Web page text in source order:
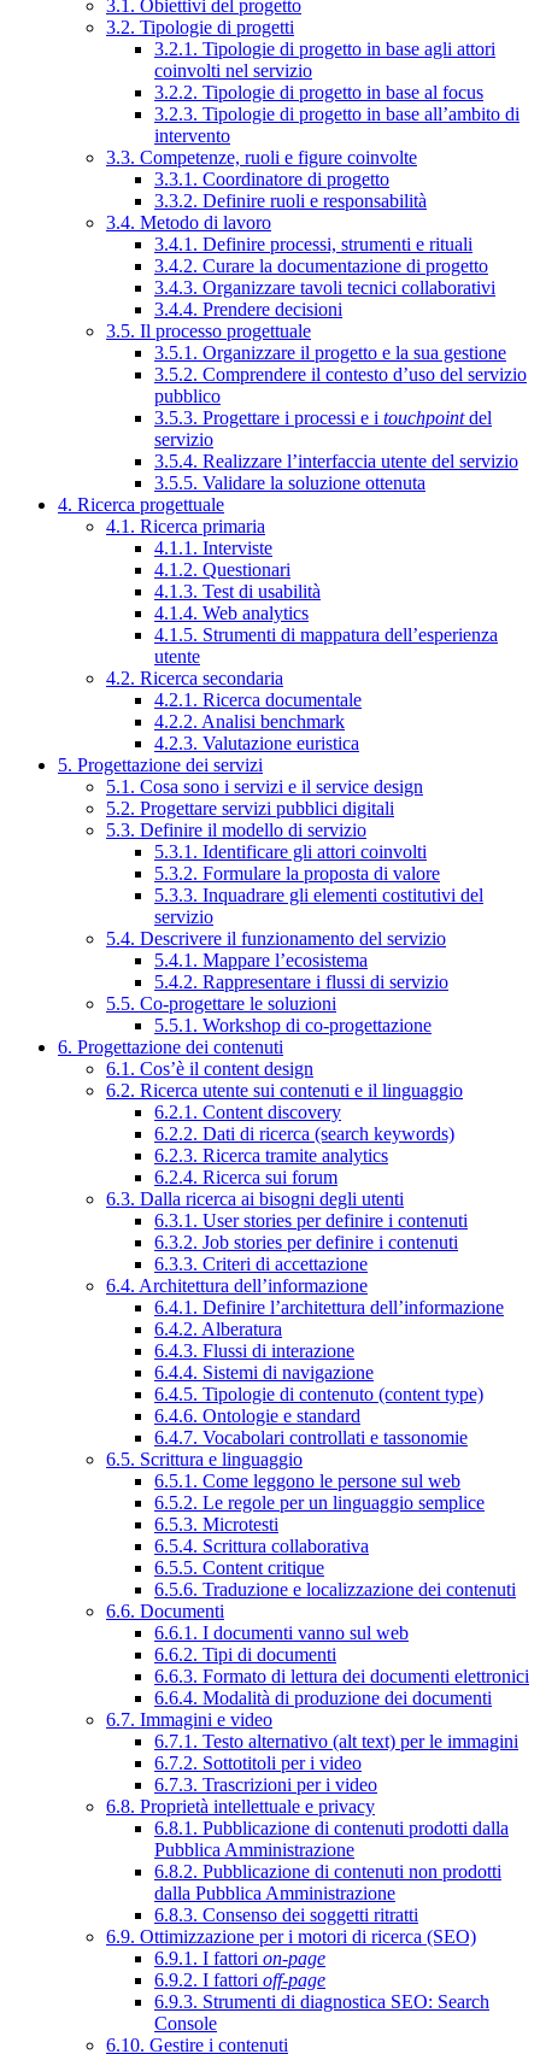
3.1. Obiettivi del progetto
3.2. Tipologie di progetti
3.2.1. Tipologie di progetto in base agli attori
coinvolti nel servizio
3.2.2. Tipologie di progetto in base al focus
3.2.3. Tipologie di progetto in base all’ambito di
intervento
3.3. Competenze, ruoli e figure coinvolte
3.3.1. Coordinatore di progetto
3.3.2. Definire ruoli e responsabilità
3.4. Metodo di lavoro
3.4.1. Definire processi, strumenti e rituali
3.4.2. Curare la documentazione di progetto
3.4.3. Organizzare tavoli tecnici collaborativi
3.4.4. Prendere decisioni
3.5. Il processo progettuale
3.5.1. Organizzare il progetto e la sua gestione
3.5.2. Comprendere il contesto d’uso del servizio
pubblico
3.5.3. Progettare i processi e i touchpointdel
servizio
3.5.4. Realizzare l’interfaccia utente del servizio
3.5.5. Validare la soluzione ottenuta
4. Ricerca progettuale
4.1. Ricerca primaria
4.1.1. Interviste
4.1.2. Questionari
4.1.3. Test di usabilità
4.1.4. Web analytics
4.1.5. Strumenti di mappatura dell’esperienza
utente
4.2. Ricerca secondaria
4.2.1. Ricerca documentale
4.2.2. Analisi benchmark
4.2.3. Valutazione euristica
5. Progettazione dei servizi
5.1. Cosa sono i servizi e il service design
5.2. Progettare servizi pubblici digitali
5.3. Definire il modello di servizio
5.3.1. Identificare gli attori coinvolti
5.3.2. Formulare la proposta di valore
5.3.3. Inquadrare gli elementi costitutivi del
servizio
5.4. Descrivere il funzionamento del servizio
5.4.1. Mappare l’ecosistema
5.4.2. Rappresentare i flussi di servizio
5.5. Co-progettare le soluzioni
5.5.1. Workshop di co-progettazione
6. Progettazione dei contenuti
6.1. Cos’è il content design
6.2. Ricerca utente sui contenuti e il linguaggio
6.2.1. Content discovery
6.2.2. Dati di ricerca (search keywords)
6.2.3. Ricerca tramite analytics
6.2.4. Ricerca sui forum
6.3. Dalla ricerca ai bisogni degli utenti
6.3.1. User stories per definire i contenuti
6.3.2. Job stories per definire i contenuti
6.3.3. Criteri di accettazione
6.4. Architettura dell’informazione
6.4.1. Definire l’architettura dell’informazione
6.4.2. Alberatura
6.4.3. Flussi di interazione
6.4.4. Sistemi di navigazione
6.4.5. Tipologie di contenuto (content type)
6.4.6. Ontologie e standard
6.4.7. Vocabolari controllati e tassonomie
6.5. Scrittura e linguaggio
6.5.1. Come leggono le persone sul web
6.5.2. Le regole per un linguaggio semplice
6.5.3. Microtesti
6.5.4. Scrittura collaborativa
6.5.5. Content critique
6.5.6. Traduzione e localizzazione dei contenuti
6.6. Documenti
6.6.1. I documenti vanno sul web
6.6.2. Tipi di documenti
6.6.3. Formato di lettura dei documenti elettronici
6.6.4. Modalità di produzione dei documenti
6.7. Immagini e video
6.7.1. Testo alternativo (alt text) per le immagini
6.7.2. Sottotitoli per i video
6.7.3. Trascrizioni per i video
6.8. Proprietà intellettuale e privacy
6.8.1. Pubblicazione di contenuti prodotti dalla
Pubblica Amministrazione
6.8.2. Pubblicazione di contenuti non prodotti
dalla Pubblica Amministrazione
6.8.3. Consenso dei soggetti ritratti
6.9. Ottimizzazione per i motori di ricerca (SEO)
6.9.1. I fattori on-page
6.9.2. I fattori off-page
6.9.3. Strumenti di diagnostica SEO: Search
Console
6.10. Gestire i contenuti